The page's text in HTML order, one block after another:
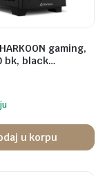
gaming,
bk, black…
u korpu